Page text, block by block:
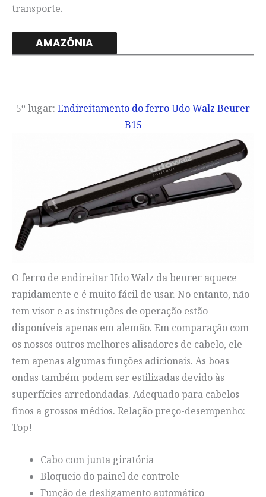
transporte.
AMAZÔNIA
5º lugar: Endireitamento do ferro Udo Walz Beurer
B15
O ferro de endireitar Udo Walz da beurer aquece
rapidamente e é muito fácil de usar. No entanto, não
tem visor e as instruções de operação estão
disponíveis apenas em alemão. Em comparação com
os nossos outros melhores alisadores de cabelo, ele
tem apenas algumas funções adicionais. As boas
ondas também podem ser estilizadas devido às
superfícies arredondadas. Adequado para cabelos
finos a grossos médios. Relação preço-desempenho:
Top!
Cabo com junta giratória
Bloqueio do painel de controle
Função de desligamento automático